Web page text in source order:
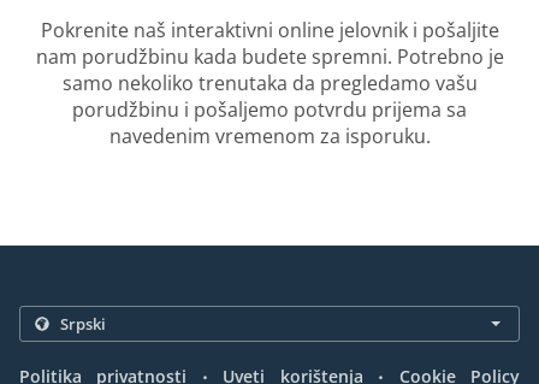
Pokrenite naš interaktivni online jelovnik i pošaljite
nam porudžbinu kada budete spremni. Potrebno je
samo nekoliko trenutaka da pregledamo vašu
porudžbinu i pošaljemo potvrdu prijema sa
navedenim vremenom za isporuku.
Politika privatnosti . Uveti korištenja .
Cookie Policy